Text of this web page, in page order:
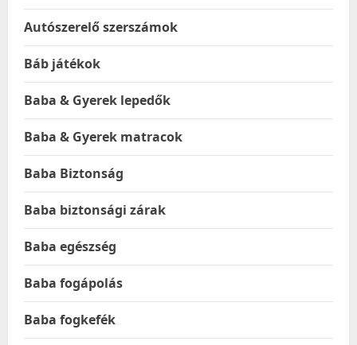
Autószerelő szerszámok
Báb játékok
Baba & Gyerek lepedők
Baba & Gyerek matracok
Baba Biztonság
Baba biztonsági zárak
Baba egészség
Baba fogápolás
Baba fogkefék